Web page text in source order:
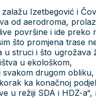
zalažu Izetbegović i
od aerodroma,
površine i ide preko
što promjena trase
u struci i što ugrožava
u ekološkom,
svakom drugom
ka konačnoj
u režiji SDA i HDZ-a“,